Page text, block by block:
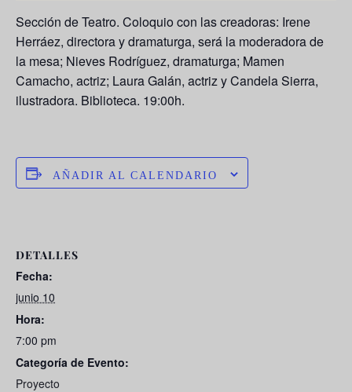
Sección de Teatro. Coloquio con las creadoras: Irene
Herráez, directora y dramaturga, será la moderadora de
la mesa; Nieves Rodríguez, dramaturga; Mamen
Camacho, actriz; Laura Galán, actriz y Candela Sierra,
ilustradora. Biblioteca. 19:00h.
AÑADIR AL CALENDARIO
DETALLES
Fecha:
junio 10
Hora:
7:00 pm
Categoría de Evento:
Proyecto